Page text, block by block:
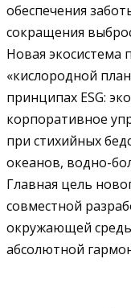
обеспечения
сокращения
Новая экосистема
«кислородной
принципах ESG:
корпоративное
при стихийных
океанов, водно-
Главная цель
совместной
окружающей
абсолютной